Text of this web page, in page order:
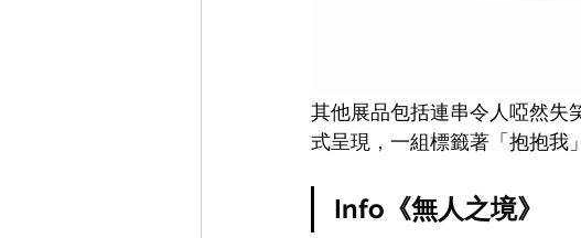
其他展品包括連串令人啞然失
式呈現，一組標籤著「抱抱我
Info《無人之境》